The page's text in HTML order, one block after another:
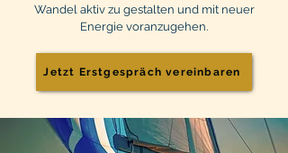
Wandel aktiv zu gestalten und mit neuer
Energie voranzugehen.
Jetzt Erstgespräch vereinbaren